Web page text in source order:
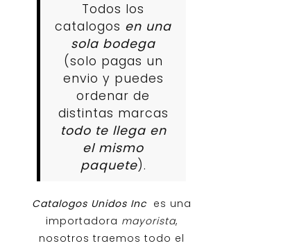
Todos los
catalogos en una
sola bodega
(solo pagas un
envio y puedes
ordenar de
distintas marcas
todo te llega en
el mismo
paquete).
Catalogos Unidos Inc es una
importadora mayorista,
nosotros traemos todo el